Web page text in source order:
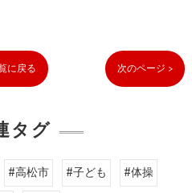
に戻る 次のページ >
タグ
#高松市 #子ども
#体操